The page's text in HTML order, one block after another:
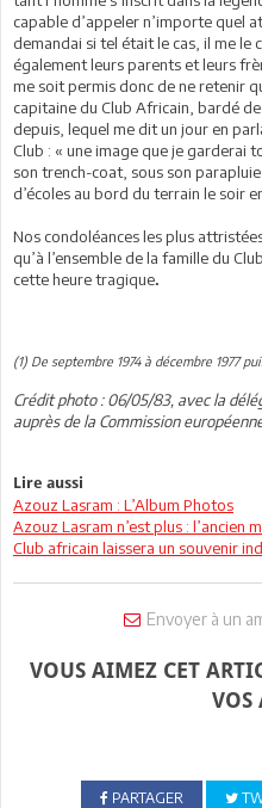
capable d’appeler n’importe quel
demandai si tel était le cas, il me le
également leurs parents et leurs
me soit permis donc de ne retenir
capitaine du Club Africain, bardé
depuis, lequel me dit un jour en
Club : « une image que je garderai
son trench-coat, sous son
d’écoles au bord du terrain le soir
Nos condoléances les plus
qu’à l’ensemble de la famille du
cette heure tragique.
(1) De septembre 1974 à décembre 1977
Crédit photo : 06/05/83, avec la
auprès de la Commission
Lire aussi
Azouz Lasram : L’Album Photos
Azouz Lasram n’est plus : l’ancien
Club africain laissera un souvenir
Envoyer à un
VOUS AIMEZ CET
VOS
PARTAGER